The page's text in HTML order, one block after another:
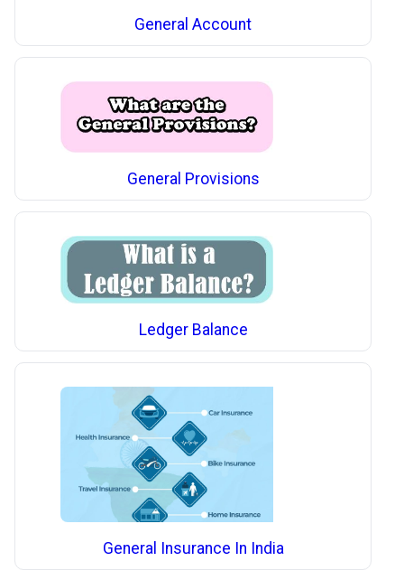
General Account
General Provisions
Ledger Balance
General Insurance In India